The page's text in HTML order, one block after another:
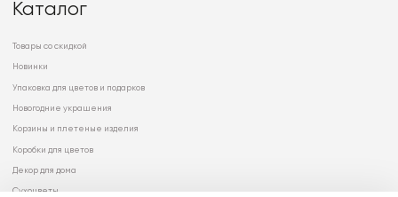
Каталог
Товары со скидкой
Новинки
Упаковка для цветов и подарков
Новогодние украшения
Корзины и плетеные изделия
Коробки для цветов
Декор для дома
Сухоцветы